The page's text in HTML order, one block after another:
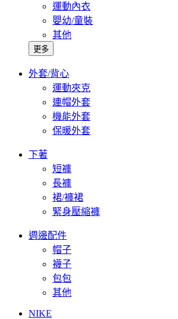
運動內衣
嬰幼/童裝
其他
更多
外套/背心
運動夾克
連帽外套
機能外套
保暖外套
下著
短褲
長褲
裙/褲裙
緊身壓縮褲
週邊配件
帽子
襪子
包包
其他
NIKE